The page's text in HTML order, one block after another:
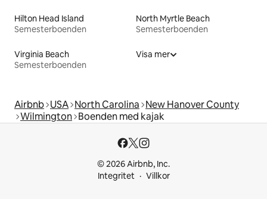
Hilton Head Island
Semesterboenden
North Myrtle Beach
Semesterboenden
Virginia Beach
Semesterboenden
Visa mer
Airbnb USA North Carolina New Hanover County
Wilmington Boenden med kajak
© 2026 Airbnb, Inc.
Integritet
Villkor